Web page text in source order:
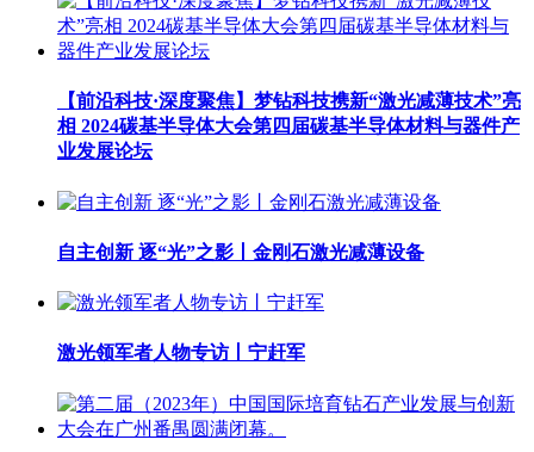
【前沿科技·深度聚焦】梦钻科技携新“激光减薄技术”亮
相 2024碳基半导体大会第四届碳基半导体材料与器件产
业发展论坛
自主创新 逐“光”之影丨金刚石激光减薄设备
激光领军者人物专访丨宁赶军